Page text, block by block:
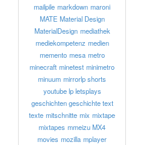
mailpile markdown maroni
MATE Material Design
MaterialDesign mediathek
mediekompetenz medien
memento mesa metro
minecraft minetest minimetro
minuum mirrorlp shorts
youtube lp letsplays
geschichten geschichte text
texte mitschnitte mix mixtape
mixtapes mmeizu MX4
movies mozilla mplayer